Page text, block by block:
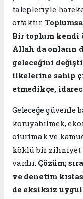
talepleriyle
ortaktır.
Bir toplum kendi
Allah da onların
geleceğini
ilkelerine sahip
etmedikçe,
​Geleceğe güvenle
koruyabilmek,
oturtmak ve
köklü bir zihniyet
vardır. Çözüm;
ve denetim
de eksiksiz